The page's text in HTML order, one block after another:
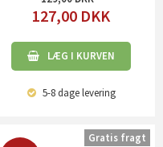
127,00 DKK
LÆG I KURVEN
5-8 dagelevering
Gratis fragt